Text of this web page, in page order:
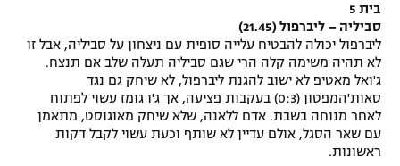
רשיון להקרנה פומבית לבית עסק
הצטרפות לחבילת הערוצים
לוח דרושים – ג'ובנט
בית 5
סביליה – ליברפול (21.45)
ליברפול יכולה להבטיח עלייה סופית עם ניצחון על סביליה, אבל זו
לא תהיה משימה קלה הרי שגם סביליה תעלה שלב אם תנצח.
ג'ואל מאטיפ לא ישוב להגנת ליברפול, לא שיחק גם נגד
סאות'המפטון (0:3) בעקבות פציעה, אך ג'ו גומז עשוי לפתוח
לאחר מנוחה בשבת. אדם ללאנה, שלא שיחק מאוגוסט, מתאמן
עם שאר הסגל, אולם עדיין לא שותף וכעת עשוי לקבל דקות
ראשונות.